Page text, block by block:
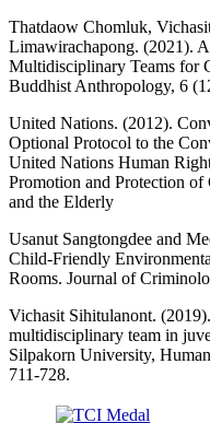
Thatdaow Chomluk,
Limawirachapong. (2021).
Multidisciplinary Teams for
Buddhist Anthropology, 6
United Nations. (2012).
Optional Protocol to the
United Nations Human
Promotion and Protection of
and the Elderly
Usanut Sangtongdee and
Child-Friendly
Rooms. Journal of
Vichasit Sihitulanont.
multidisciplinary team in
Silpakorn University,
711-728.